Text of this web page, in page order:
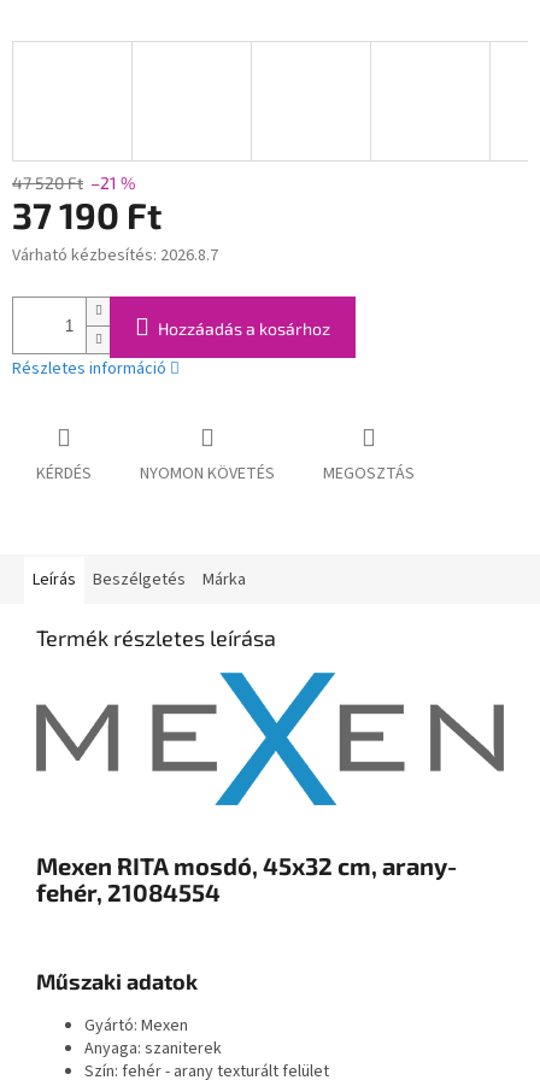
47 520 Ft –21 %
37 190 Ft
Egységár:
Várható kézbesítés: 2026.8.7
Hozzáadás a kosárhoz
Részletes információ
KÉRDÉS NYOMON KÖVETÉS MEGOSZTÁS
Leírás Beszélgetés Márka
Termék részletes leírása
Mexen RITA mosdó, 45x32 cm, arany-
fehér, 21084554
Műszaki adatok
Gyártó: Mexen
Anyaga: szaniterek
Szín: fehér - arany texturált felület